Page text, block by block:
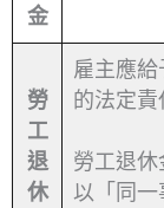
金
勞
工
退
休
雇主應
的法定責
勞工退
以「同